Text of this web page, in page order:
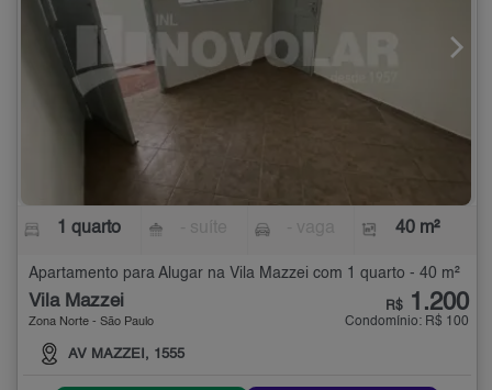
1 quarto 40 m²
Apartamento para Alugar na Vila Mazzei com 1 quarto - 40 m²
Vila Mazzei
Zona Norte - São Paulo
AV MAZZEI, 1555
R$ 1.200
Condomínio: R$ 100